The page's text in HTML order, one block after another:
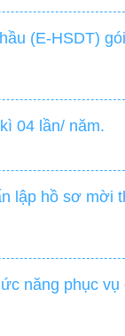
(E-HSDT)
04 lần/ năm.
lập hồ sơ mời
năng phục vụ